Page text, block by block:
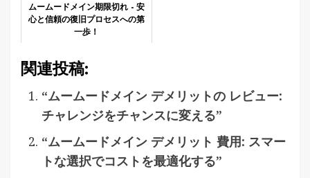
ムームードメイン期限切れ - 安
心と信頼の復旧プロセスへの第
一歩！
関連投稿:
“ムームードメイン デメリットの レビュー:
チャレンジをチャンスに変える”
“ムームードメイン デメリット 費用: スマー
トな選択でコストを最適化する”